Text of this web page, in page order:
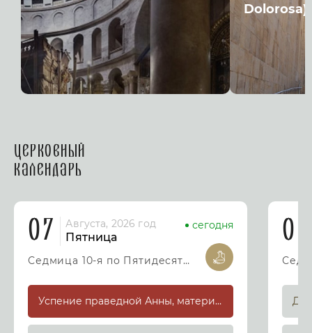
Dolorosa)"
Церковный
календарь
07 Августа, 2026 год
Пятница
сегодня
Седмица 10-я по Пятидесятнице
Успение праведной Анны, матери Пресвятой Богородицы
08